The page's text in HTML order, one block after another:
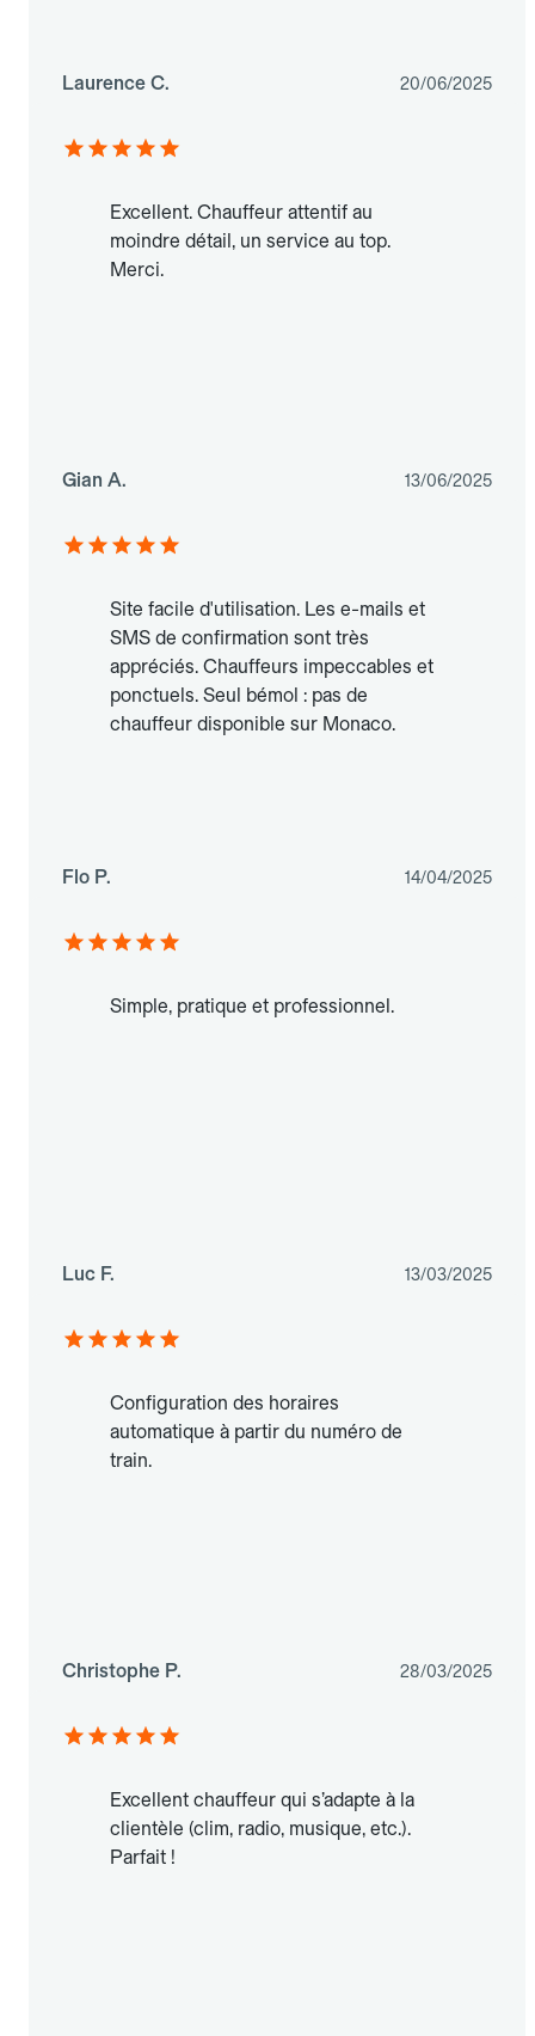
Laurence C. 20/06/2025
Excellent. Chauffeur attentif au
moindre détail, un service au top.
Merci.
Gian A. 13/06/2025
Site facile d'utilisation. Les e-mails et
SMS de confirmation sont très
appréciés. Chauffeurs impeccables et
ponctuels. Seul bémol : pas de
chauffeur disponible sur Monaco.
Flo P. 14/04/2025
Simple, pratique et professionnel.
Luc F. 13/03/2025
Configuration des horaires
automatique à partir du numéro de
train.
Christophe P. 28/03/2025
Excellent chauffeur qui s’adapte à la
clientèle (clim, radio, musique, etc.).
Parfait !